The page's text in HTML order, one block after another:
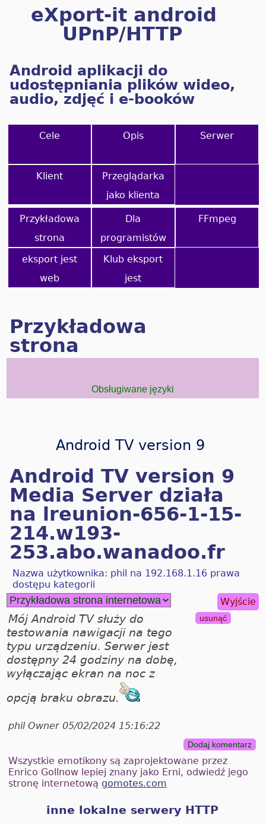
eXport-it android
UPnP/HTTP
Android aplikacji do
udostępniania plików wideo,
audio, zdjęć i e-booków
Cele Opis Serwer
Klient
Przeglądarka
jako klienta
Przykładowa
strona
Dla
programistów
FFmpeg
eksport jest
web
Klub eksport
jest
Przykładowa
strona
Obsługiwane języki
Android TV version 9
Android TV version 9
Media Server działa
na lreunion-656-1-15-
214.w193-
253.abo.wanadoo.fr
Nazwa użytkownika: phil na 192.168.1.16 prawa
dostępu kategorii
Wyjście
Mój Android TV służy do
testowania nawigacji na tego
typu urządzeniu. Serwer jest
dostępny 24 godziny na dobę,
wyłączając ekran na noc z
opcją braku obrazu.
phil Owner 05/02/2024 15:16:22
usunąć
Dodaj komentarz
Wszystkie emotikony są zaprojektowane przez
Enrico Gollnow lepiej znany jako Erni, odwiedź jego
stronę internetową gomotes.com
inne lokalne serwery HTTP